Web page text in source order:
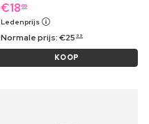
€18 69
Ledenprijs
Normale prijs:€25 99
KOOP